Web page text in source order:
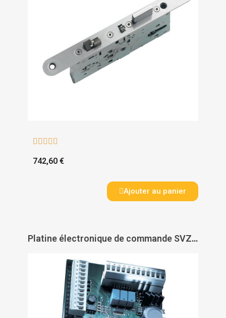
    
742,60 €
Ajouter au panier
Platine électronique de commande SVZ DAS - DORMAKABA